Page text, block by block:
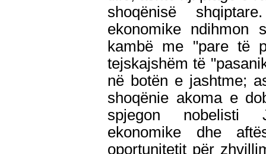
shoqënisë
ekonomike ndihmon
kambë me "pare të
tejskajshëm të
në botën e jashtme;
shoqënie akoma e
spjegon nobelisti
ekonomike dhe
oportunitetit për